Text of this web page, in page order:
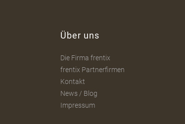
Über uns
Die Firma frentix
frentix Partnerfirmen
Kontakt
News / Blog
Impressum